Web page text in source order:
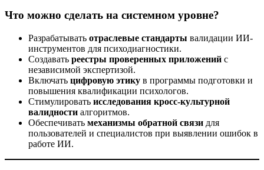
Что можно сделать на системном уровне?
Разрабатывать отраслевые стандарты валидации ИИ-
инструментов для психодиагностики.
Создавать реестры проверенных приложений с
независимой экспертизой.
Включать цифровую этику в программы подготовки и
повышения квалификации психологов.
Стимулировать исследования кросс-культурной
валидности алгоритмов.
Обеспечивать механизмы обратной связи для
пользователей и специалистов при выявлении ошибок в
работе ИИ.